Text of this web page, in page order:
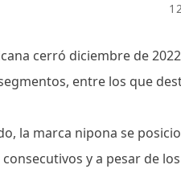
cerró diciembre de
entre los que
la marca nipona se
consecutivos y a pesar de